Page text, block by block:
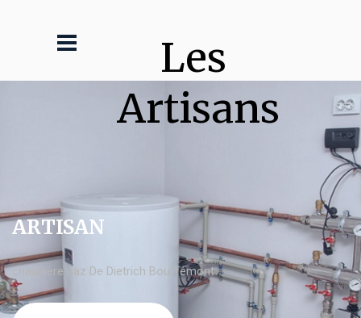
Les
Artisans
ARTISAN
chaudière gaz De Dietrich Bouffémont